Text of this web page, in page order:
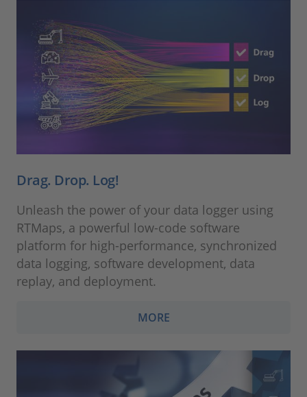
Drag. Drop. Log!
Unleash the power of your data logger using
RTMaps, a powerful low-code software
platform for high-performance, synchronized
data logging, software development, data
replay, and deployment.
MORE